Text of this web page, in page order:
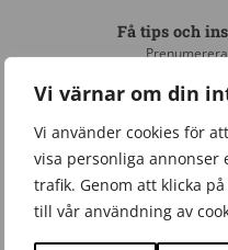
Vi värnar om din
Vi använder cookies för
visa personliga annonser
trafik. Genom att klicka
till vår användning av
Få tips och
Jag vill få relevant
inte dela eller sälja min
Jag kan när som